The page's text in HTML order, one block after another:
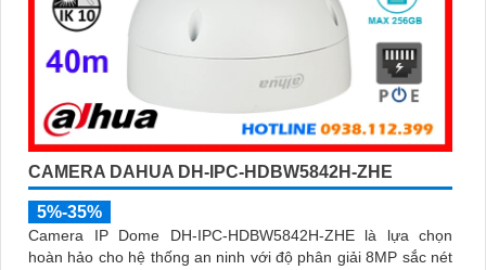
CAMERA DAHUA DH-IPC-HDBW5842H-ZHE
5%-35%
Camera IP Dome DH-IPC-HDBW5842H-ZHE là lựa chọn
hoàn hảo cho hệ thống an ninh với độ phân giải 8MP sắc nét